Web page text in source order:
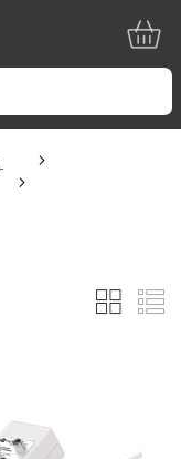
Vis
som
Gitter